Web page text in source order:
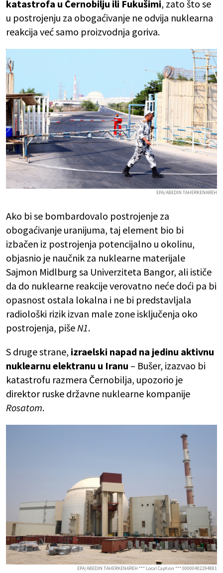
katastrofa u Černobilju ili Fukušimi, zato što se
u postrojenju za obogaćivanje ne odvija nuklearna
reakcija već samo proizvodnja goriva.
EPA/ABEDIN TAHERKENAREH
Ako bi se bombardovalo postrojenje za
obogaćivanje uranijuma, taj element bio bi
izbačen iz postrojenja potencijalno u okolinu,
objasnio je naučnik za nuklearne materijale
Sajmon Midlburg sa Univerziteta Bangor, ali ističe
da do nuklearne reakcije verovatno neće doći pa bi
opasnost ostala lokalna i ne bi predstavljala
radiološki rizik izvan male zone isključenja oko
postrojenja, piše N1.
S druge strane, izraelski napad na jedinu aktivnu
nuklearnu elektranu u Iranu – Bušer, izazvao bi
katastrofu razmera Černobilja, upozorio je
direktor ruske državne nuklearne kompanije
Rosatom.
EPA/ABEDIN TAHERKENAREH *** Local Caption *** 00000402294881